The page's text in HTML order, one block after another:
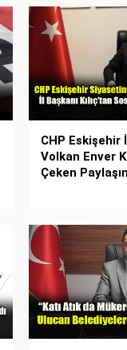
CHP Eskişehir
Volkan Enver
Çeken